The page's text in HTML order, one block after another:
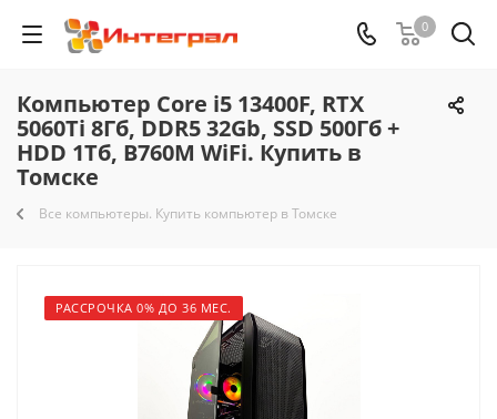
0
Компьютер Core i5 13400F, RTX
5060Ti 8Гб, DDR5 32Gb, SSD 500Гб +
HDD 1Тб, B760M WiFi. Купить в
Томске
Все компьютеры. Купить компьютер в Томске
РАССРОЧКА 0% ДО 36 МЕС.